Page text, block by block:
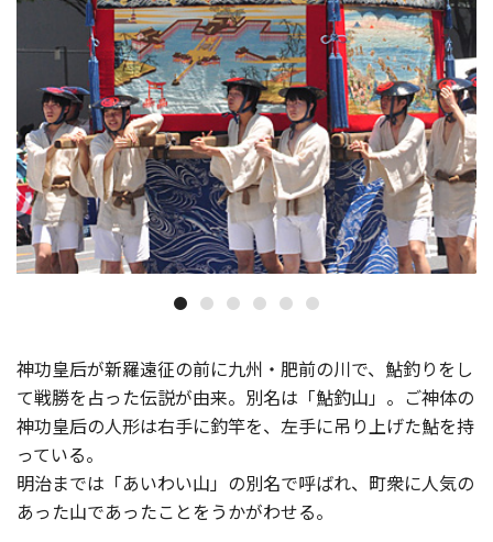
神功皇后が新羅遠征の前に九州・肥前の川で、鮎釣りをし
て戦勝を占った伝説が由来。別名は「鮎釣山」。ご神体の
神功皇后の人形は右手に釣竿を、左手に吊り上げた鮎を持
っている。
明治までは「あいわい山」の別名で呼ばれ、町衆に人気の
あった山であったことをうかがわせる。